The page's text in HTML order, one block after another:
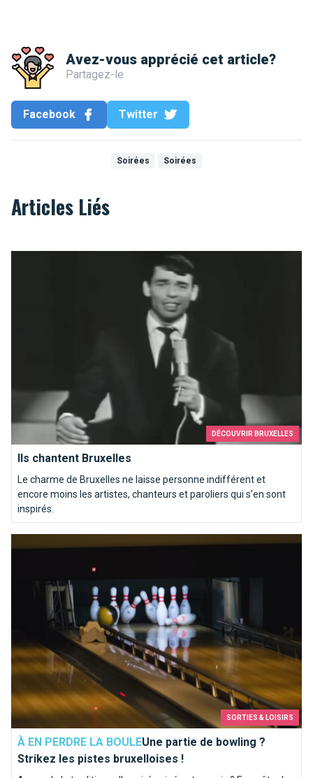
Avez-vous apprécié cet article?
Partagez-le
Facebook Twitter
Soirées Soirées
Articles Liés
DÉCOUVRIR BRUXELLES
Ils chantent Bruxelles
Le charme de Bruxelles ne laisse personne indifférent et
encore moins les artistes, chanteurs et paroliers qui s’en sont
inspirés.
SORTIES & LOISIRS
À EN PERDRE LA BOULEUne partie de bowling ?
Strikez les pistes bruxelloises !
Une partie de bowling ? Strikez les pistes bruxelloises !